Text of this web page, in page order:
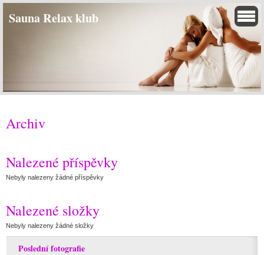
Sauna Relax klub
Archiv
Nalezené příspěvky
Nebyly nalezeny žádné příspěvky
Nalezené složky
Nebyly nalezeny žádné složky
Poslední fotografie